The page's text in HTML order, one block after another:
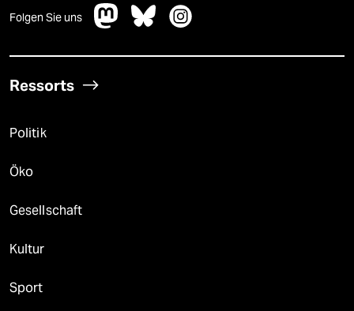
Folgen Sie uns
Ressorts
Politik
Öko
Gesellschaft
Kultur
Sport